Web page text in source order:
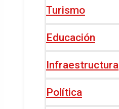
Turismo
Educación
Infraestructura
Política